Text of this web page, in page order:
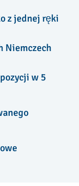
z jednej ręki
Niemczech
w 5